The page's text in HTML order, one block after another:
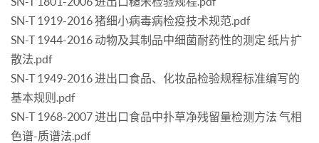
SN-T 1919-2016 猪细小病毒病检疫技术规范.pdf
SN-T 1944-2016 动物及其制品中细菌耐药性的测定 纸片扩
散法.pdf
SN-T 1949-2016 进出口食品、化妆品检验规程标准编写的
基本规则.pdf
SN-T 1968-2007 进出口食品中扑草净残留量检测方法 气相
色谱-质谱法.pdf